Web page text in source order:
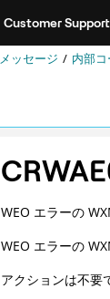
Customer Support
メッセージ 内部コ
WEO エラーの
WEO エラーの
アクションは不要